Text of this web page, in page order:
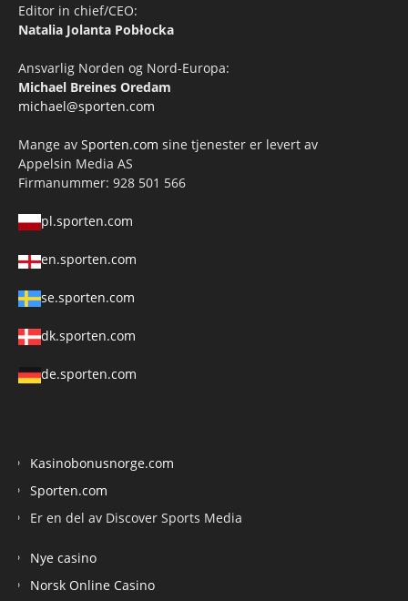
Editor in chief/CEO:
Natalia Jolanta Pobłocka
Ansvarlig Norden og Nord-Europa:
Michael Breines Oredam
michael@sporten.com
Mange av Sporten.com sine tjenester er levert av
Appelsin Media AS
Firmanummer: 928 501 566
pl.sporten.com
en.sporten.com
se.sporten.com
dk.sporten.com
de.sporten.com
Kasinobonusnorge.com
Sporten.com
Er en del av Discover Sports Media
Nye casino
Norsk Online Casino